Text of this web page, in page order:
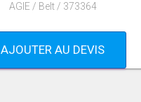
AGIE / Belt / 373364
AJOUTER AU DEVIS